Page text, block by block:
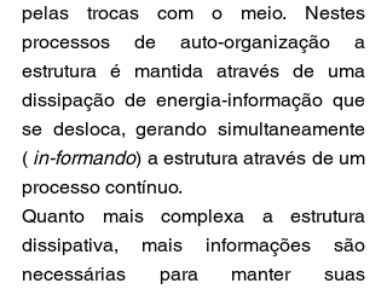
pelas trocas com o meio. Nestes
processos de auto-organização a
estrutura é mantida através de uma
dissipação de energia-informação que
se desloca, gerando simultaneamente
( in-formando) a estrutura através de um
processo contínuo.
Quanto mais complexa a estrutura
dissipativa, mais informações são
necessárias para manter suas